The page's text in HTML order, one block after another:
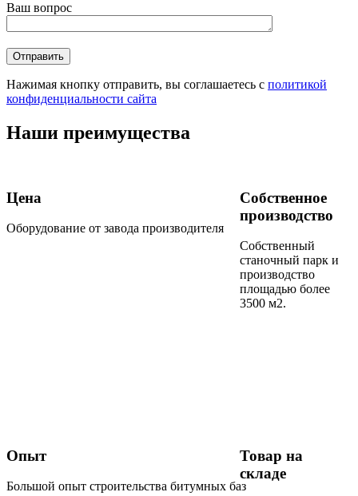
Ваш вопрос
Нажимая кнопку отправить, вы соглашаетесь с политикой
конфиденциальности сайта
Наши преимущества
Цена
Оборудование от завода производителя
Собственное
производство
Собственный
станочный парк и
производство
площадью более
3500 м2.
Опыт
Большой опыт строительства битумных баз
Товар на
складе